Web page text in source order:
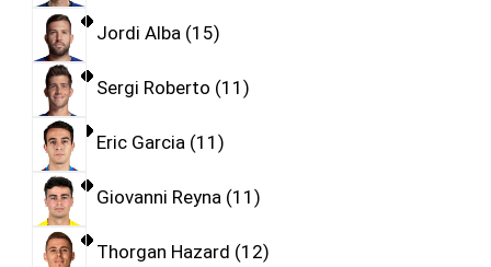
Jordi Alba 15
Sergi Roberto 11
Eric Garcia 11
Giovanni Reyna 11
Thorgan Hazard 12